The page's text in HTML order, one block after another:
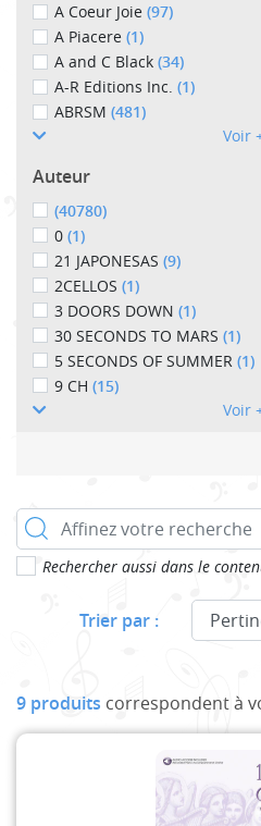
A Coeur Joie (97)
A Piacere (1)
A and C Black (34)
A-R Editions Inc. (1)
ABRSM (481)
Voir
Auteur
(40780)
0 (1)
21 JAPONESAS (9)
2CELLOS (1)
3 DOORS DOWN (1)
30 SECONDS TO MARS (1)
5 SECONDS OF SUMMER (1)
9 CH (15)
Voir
Rechercher aussi dans le
Trier par :
9 produits correspondent à